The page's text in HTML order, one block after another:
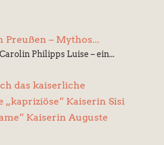
Preußen – Mythos...
Philipps Luise – ein...